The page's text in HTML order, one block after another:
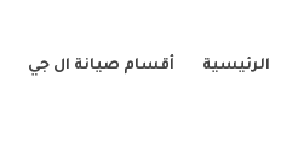
الرئيسية أقسام صيانة ال جي